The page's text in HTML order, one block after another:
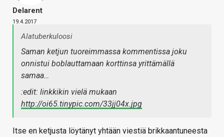
Delarent
19.4.2017
Alatuberkuloosi
Saman ketjun tuoreimmassa kommentissa joku
onnistui boblauttamaan korttinsa yrittämällä
samaa…
:edit: linkkikin vielä mukaan
http://oi65.tinypic.com/33jj04x.jpg
Itse en ketjusta löytänyt yhtään viestiä brikkaantuneesta